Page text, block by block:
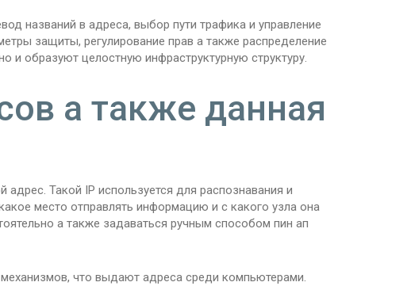
названий в адреса, выбор пути трафика и управление
защиты, регулирование прав а также распределение
и образуют целостную инфраструктурную структуру.
а также данная
Такой IP используется для распознавания и
место отправлять информацию и с какого узла она
а также задаваться ручным способом пин ап
что выдают адреса среди компьютерами.